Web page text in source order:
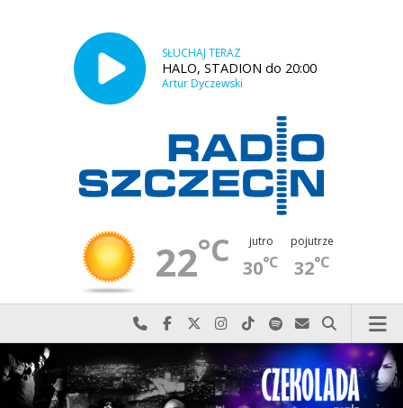
SŁUCHAJ TERAZ
HALO, STADION do 20:00
Artur Dyczewski
22°C jutro
30°C
pojutrze
32°C
Najlepiej po prostu do nas zadzwoń
Odwiedź nas na Facebook-u
Odwiedź nas na X
Odwiedź nas na Instagram-ie
Odwiedź nas na TikTok-u
Szukaj nas na Spotify
Wyślij do nas
Szukaj